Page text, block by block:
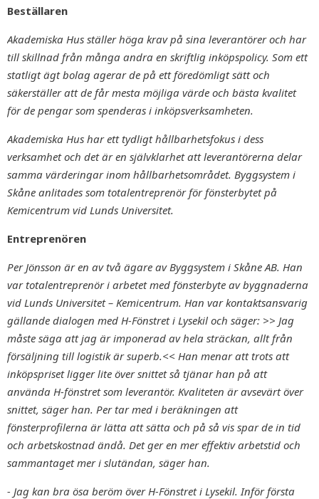
Beställaren
Akademiska Hus ställer höga krav på sina leverantörer och har
till skillnad från många andra en skriftlig inköpspolicy. Som ett
statligt ägt bolag agerar de på ett föredömligt sätt och
säkerställer att de får mesta möjliga värde och bästa kvalitet
för de pengar som spenderas i inköpsverksamheten.
Akademiska Hus har ett tydligt hållbarhetsfokus i dess
verksamhet och det är en självklarhet att leverantörerna delar
samma värderingar inom hållbarhetsområdet. Byggsystem i
Skåne anlitades som totalentreprenör för fönsterbytet på
Kemicentrum vid Lunds Universitet.
Entreprenören
Per Jönsson är en av två ägare av Byggsystem i Skåne AB. Han
var totalentreprenör i arbetet med fönsterbyte av byggnaderna
vid Lunds Universitet – Kemicentrum. Han var kontaktsansvarig
gällande dialogen med H-Fönstret i Lysekil och säger: >> Jag
måste säga att jag är imponerad av hela sträckan, allt från
försäljning till logistik är superb.<< Han menar att trots att
inköpspriset ligger lite över snittet så tjänar han på att
använda H-fönstret som leverantör. Kvaliteten är avsevärt över
snittet, säger han. Per tar med i beräkningen att
fönsterprofilerna är lätta att sätta och på så vis spar de in tid
och arbetskostnad ändå. Det ger en mer effektiv arbetstid och
sammantaget mer i slutändan, säger han.
- Jag kan bra ösa beröm över H-Fönstret i Lysekil. Inför första